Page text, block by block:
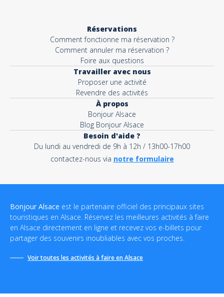
Réservations
Comment fonctionne ma réservation ?
Comment annuler ma réservation ?
Foire aux questions
Travailler avec nous
Proposer une activité
Revendre des activités
À propos
Bonjour Alsace
Blog Bonjour Alsace
Besoin d'aide ?
Du lundi au vendredi de 9h à 12h / 13h00-17h00
contactez-nous via notre formulaire
Bonjour Alsace est le partenaire officiel des principaux sites
touristiques en Alsace. Réservez les meilleures activités à faire
en Alsace directement en ligne et recevez vos e-billets pour
partager des souvenirs inoubliables avec vos proches.
Voir toutes les activités à faire en Alsace